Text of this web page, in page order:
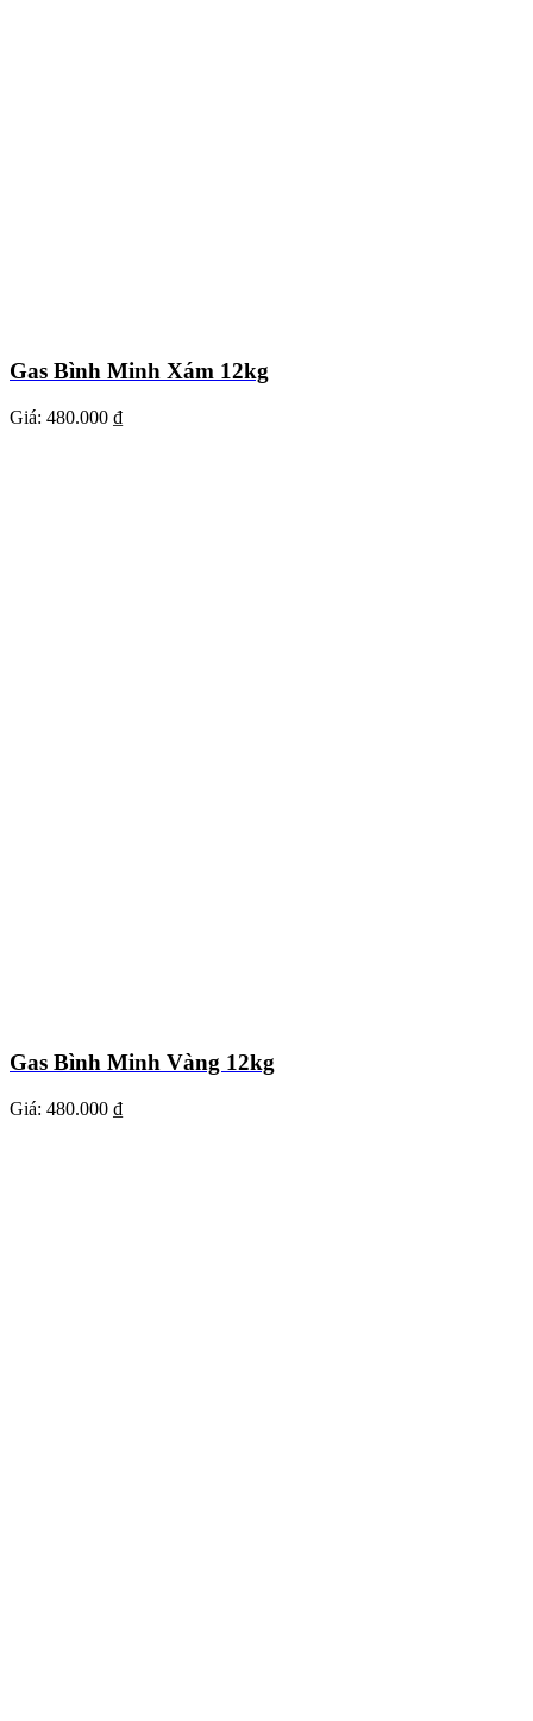
Gas Bình Minh Xám 12kg
Giá: 480.000 ₫
Gas Bình Minh Vàng 12kg
Giá: 480.000 ₫